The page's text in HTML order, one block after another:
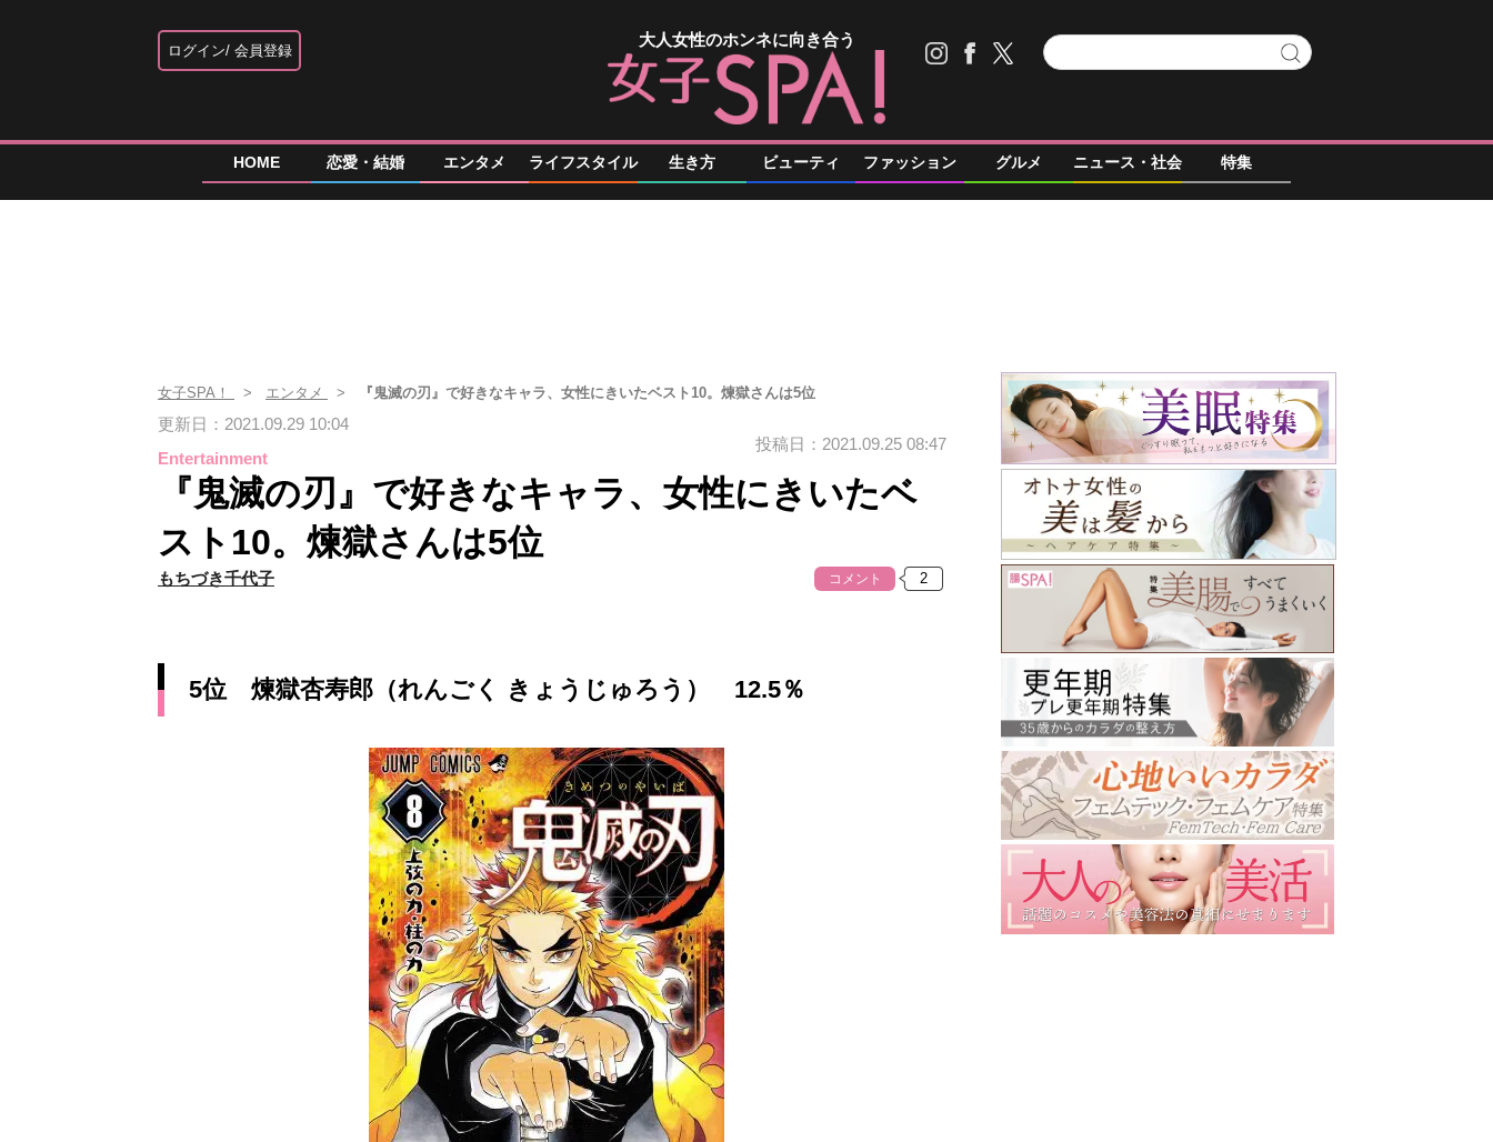
ログイン 会員登録
大人女性のホンネに向き合う
HOME 恋愛・結婚 エンタメ ライフスタイル 生き方 ビューティ ファッション グルメ ニュース・社会 特集
女子SPA！ エンタメ 『鬼滅の刃』で好きなキャラ、女性にきいたベスト10。煉獄さんは5位
更新日：2021.09.29 10:04
Entertainment
投稿日：2021.09.25 08:47
『鬼滅の刃』で好きなキャラ、女性にきいたベ
スト10。煉獄さんは5位
もちづき千代子 コメント
5位 煉獄杏寿郎（れんごく きょうじゅろう） 12.5％